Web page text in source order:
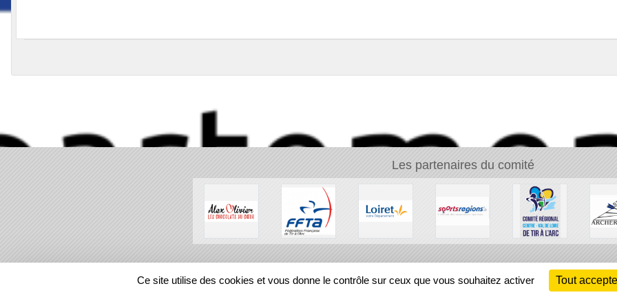
Les partenaires du comité
REGIONS
Ce site utilise des cookies et vous donne le contrôle sur ceux que vous souhaitez activer Tout